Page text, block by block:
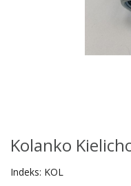
Kolanko
Indeks: KOL